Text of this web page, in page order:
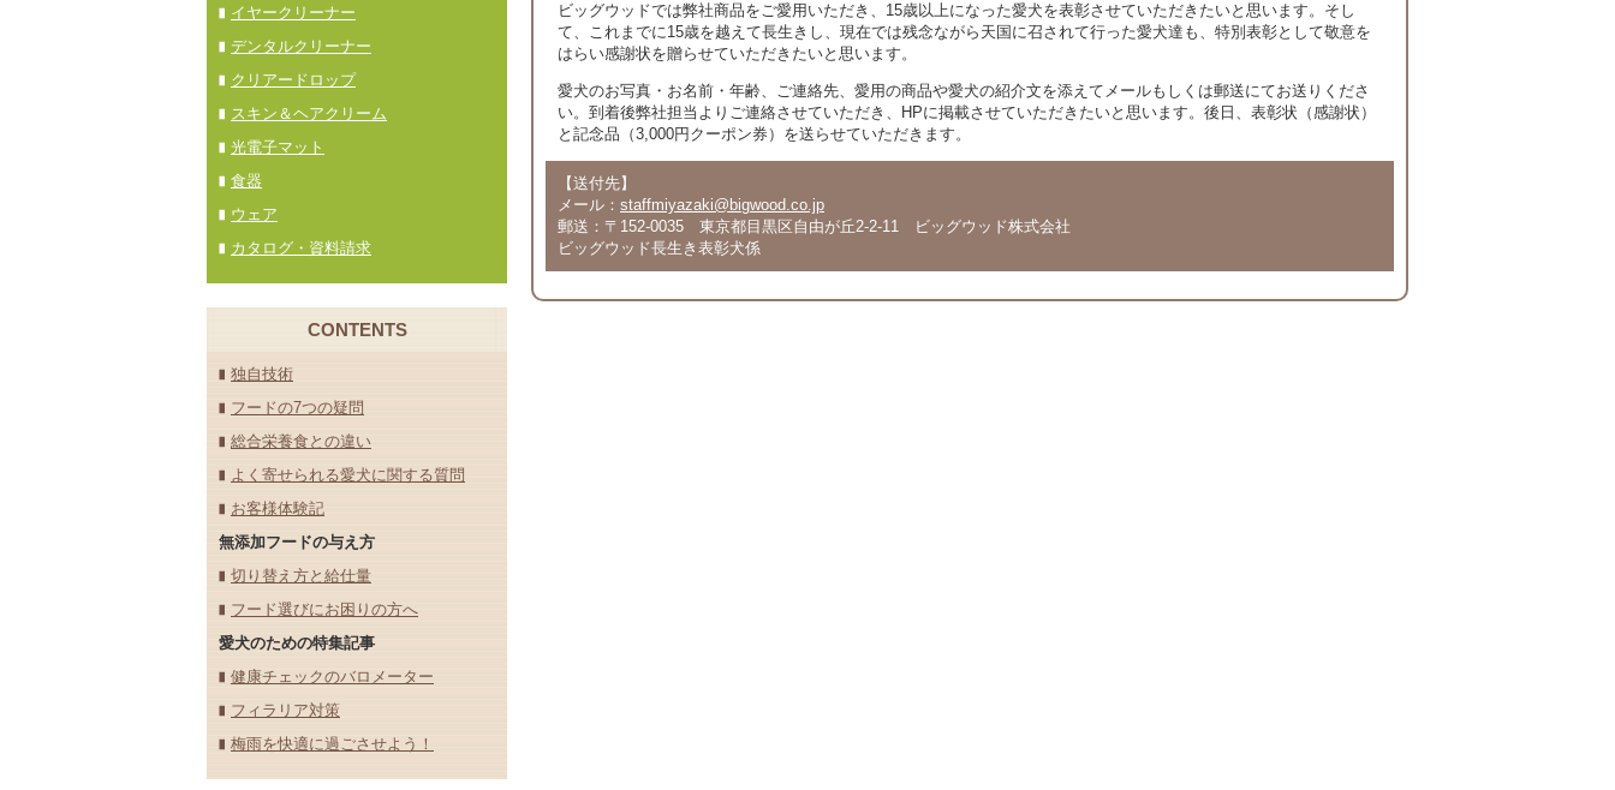
ビッグウッドでは弊社商品をご愛用いただき、15歳以上になった愛犬を表彰させていただきたいと思います。そし
て、これまでに15歳を越えて長生きし、現在では残念ながら天国に召されて行った愛犬達も、特別表彰として敬意を
はらい感謝状を贈らせていただきたいと思います。
愛犬のお写真・お名前・年齢、ご連絡先、愛用の商品や愛犬の紹介文を添えてメールもしくは郵送にてお送りくださ
い。到着後弊社担当よりご連絡させていただき、HPに掲載させていただきたいと思います。後日、表彰状（感謝状）
と記念品（3,000円クーポン券）を送らせていただきます。
【送付先】
メール： staffmiyazaki@bigwood.co.jp
郵送：〒152-0035 東京都目黒区自由が丘2-2-11 ビッグウッド株式会社
ビッグウッド長生き表彰犬係
イヤークリーナー
デンタルクリーナー
クリアードロップ
スキン＆ヘアクリーム
光電子マット
食器
ウェア
カタログ・資料請求
CONTENTS
独自技術
フードの7つの疑問
総合栄養食との違い
よく寄せられる愛犬に関する質問
お客様体験記
無添加フードの与え方
切り替え方と給仕量
フード選びにお困りの方へ
愛犬のための特集記事
健康チェックのバロメーター
フィラリア対策
梅雨を快適に過ごさせよう！